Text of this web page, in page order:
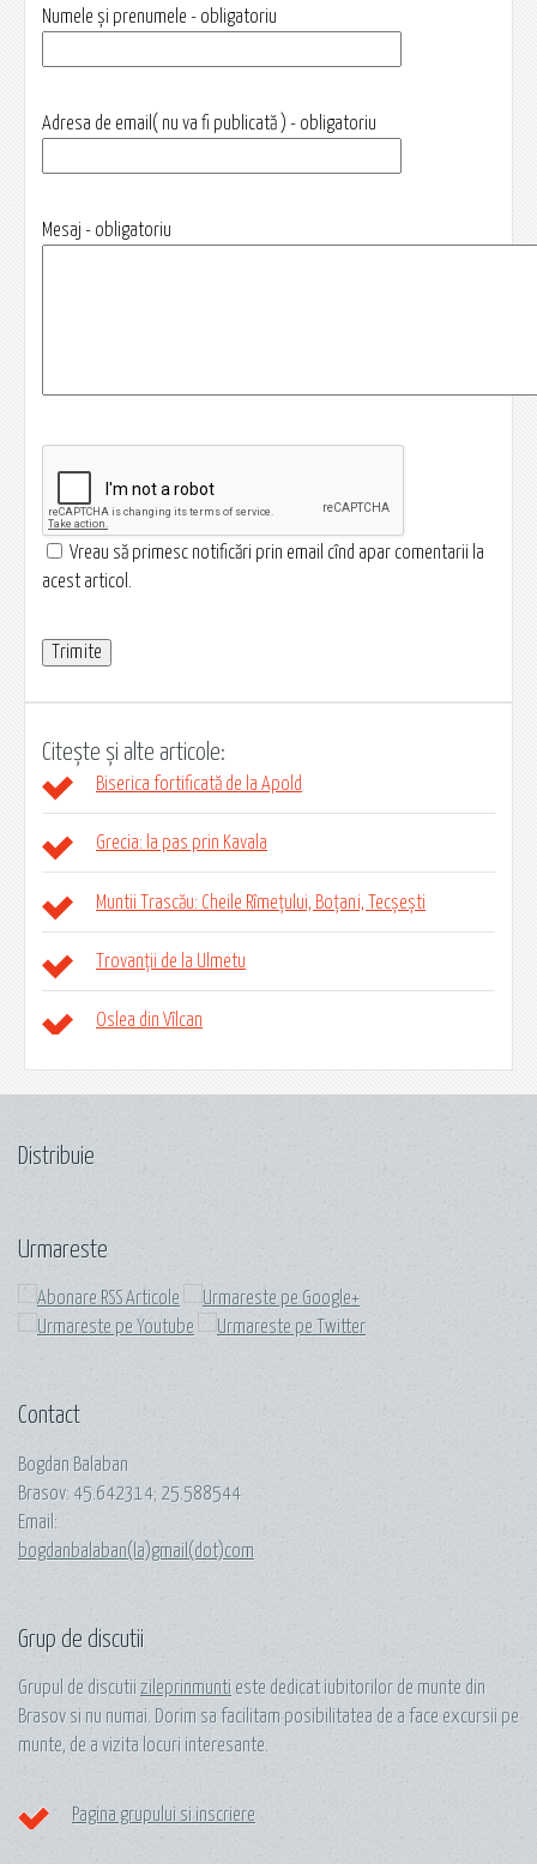
Numele și prenumele - obligatoriu
Adresa de email( nu va fi publicată ) - obligatoriu
Mesaj - obligatoriu
Vreau să primesc notificări prin email cînd apar comentarii la
acest articol.
Citește și alte articole:
Biserica fortificată de la Apold
Grecia: la pas prin Kavala
Muntii Trascău: Cheile Rîmețului, Boțani, Tecșești
Trovanții de la Ulmetu
Oslea din Vîlcan
Distribuie
Urmareste
Contact
Bogdan Balaban
Brasov: 45.642314; 25.588544
Email:
bogdanbalaban(la)gmail(dot)com
Grup de discutii
Grupul de discutii zileprinmunti este dedicat iubitorilor de munte din
Brasov si nu numai. Dorim sa facilitam posibilitatea de a face excursii pe
munte, de a vizita locuri interesante.
Pagina grupului si inscriere